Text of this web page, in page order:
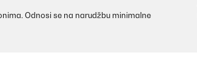
Odnosi se na narudžbu minimalne